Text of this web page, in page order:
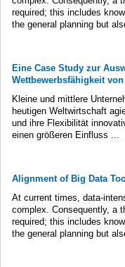
required; this includes
the general planning but
Eine Case Study zur
Wettbewerbsfähigkeit
Kleine und mittlere
heutigen Weltwirtschaft
und ihre Flexibilität
einen größeren Einfluss ...
Alignment of Big Data
At current times, data-
complex. Consequently, a
required; this includes
the general planning but